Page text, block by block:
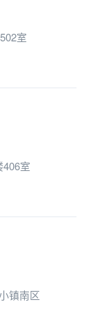
室
室
镇南区